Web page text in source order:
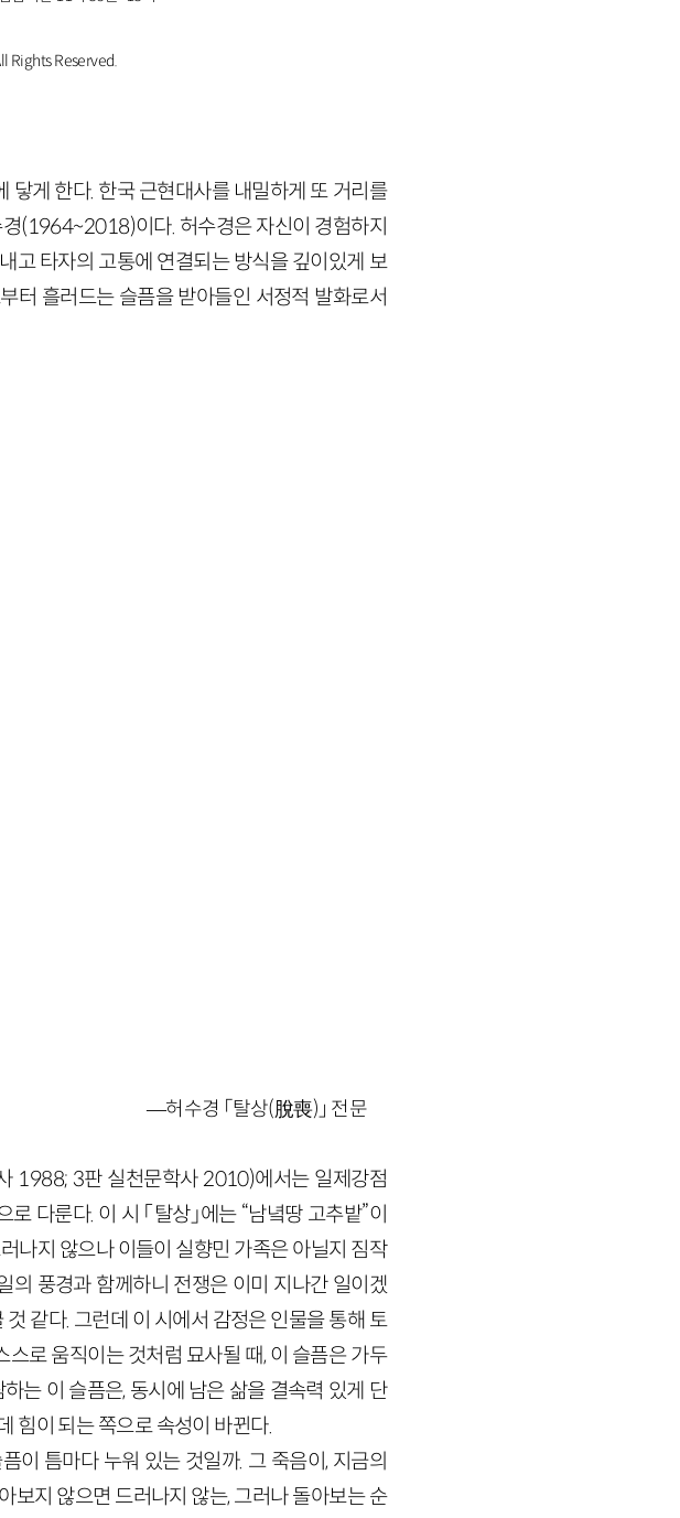
닿게 한다. 한국 근현대사를 내밀하게 또 거리를
(1964~2018)이다. 허수경은 자신이 경험하지
고 타자의 고통에 연결되는 방식을 깊이있게 보
터 흘러드는 슬픔을 받아들인 서정적 발화로서
―허수경 「탈상(脫喪)」 전문
1988; 3판 실천문학사 2010)에서는 일제강점
다룬다. 이 시 「탈상」에는 “남녘땅 고추밭”이
나지 않으나 이들이 실향민 가족은 아닐지 짐작
의 풍경과 함께하니 전쟁은 이미 지나간 일이겠
같다. 그런데 이 시에서 감정은 인물을 통해 토
스로 움직이는 것처럼 묘사될 때, 이 슬픔은 가두
는 이 슬픔은, 동시에 남은 삶을 결속력 있게 단
힘이 되는 쪽으로 속성이 바뀐다.
이 틈마다 누워 있는 것일까. 그 죽음이, 지금의
보지 않으면 드러나지 않는, 그러나 돌아보는 순
Rights Reserved.